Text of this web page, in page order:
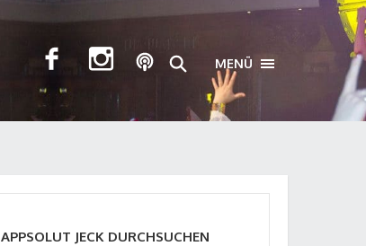
MENÜ TOGGLE
APPSOLUT JECK DURCHSUCHEN